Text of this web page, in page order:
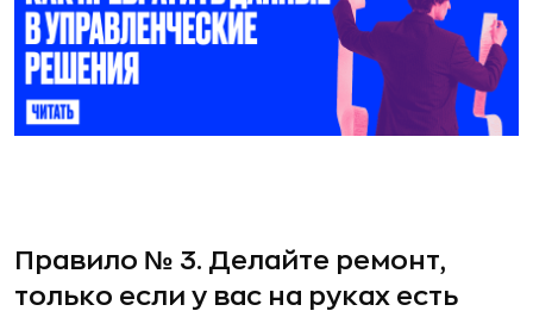
Правило № 3. Делайте ремонт,
только если у вас на руках есть